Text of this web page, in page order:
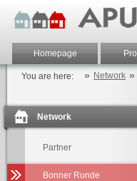
Homepage
You are here: » Network »
Network
Partner
Bonner Runde